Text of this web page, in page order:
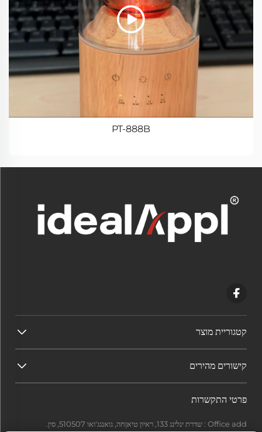
PT-888B
קטגוריית מוצר
קישורים מהירים
פרטי התקשרות
Office add : שדרת ינלינג 133, ראיון טיאןחה, גואנגג'ואו 510507, סין.